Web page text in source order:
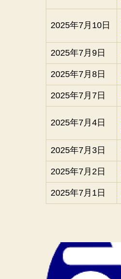
2025年7月10日
2025年7月9日
2025年7月8日
2025年7月7日
2025年7月4日
2025年7月3日
2025年7月2日
2025年7月1日